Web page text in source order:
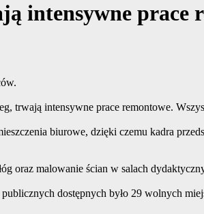
intensywne prace
trwają intensywne prace remontowe.
biurowe, dzięki czemu kadra
oraz malowanie ścian w salach
dostępnych było 29 wolnych